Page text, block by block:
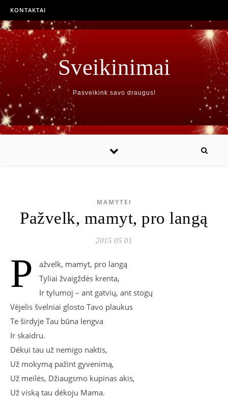
KONTAKTAI
Sveikinimai
Pasveikink savo draugus!
MAMYTEI
Pažvelk, mamyt, pro langą
2015 05 01
P
ažvelk, mamyt, pro langą
Tyliai žvaigždės krenta,
Ir tylumoj – ant gatvių, ant stogų
Vėjelis švelniai glosto Tavo plaukus
Te širdyje Tau būna lengva
Ir skaidru.
Dėkui tau už nemigo naktis,
Už mokymą pažint gyvenimą,
Už meilės, Džiaugsmo kupinas akis,
Už viską tau dėkoju Mama.